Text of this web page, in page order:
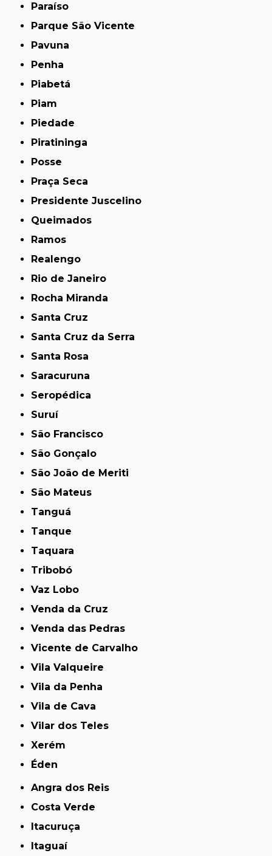
Paraíso
Parque São Vicente
Pavuna
Penha
Piabetá
Piam
Piedade
Piratininga
Posse
Praça Seca
Presidente Juscelino
Queimados
Ramos
Realengo
Rio de Janeiro
Rocha Miranda
Santa Cruz
Santa Cruz da Serra
Santa Rosa
Saracuruna
Seropédica
Suruí
São Francisco
São Gonçalo
São João de Meriti
São Mateus
Tanguá
Tanque
Taquara
Tribobó
Vaz Lobo
Venda da Cruz
Venda das Pedras
Vicente de Carvalho
Vila Valqueire
Vila da Penha
Vila de Cava
Vilar dos Teles
Xerém
Éden
Angra dos Reis
Costa Verde
Itacuruça
Itaguaí